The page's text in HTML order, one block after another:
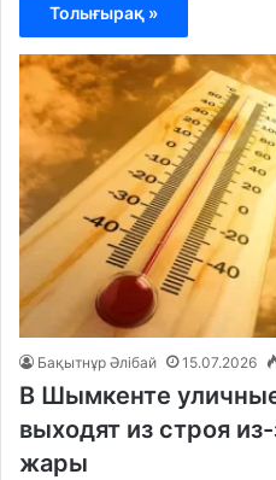
Толығырақ »
Бақытнұр Әлібай 15.07.2026
В Шымкенте
выходят из строя
жары